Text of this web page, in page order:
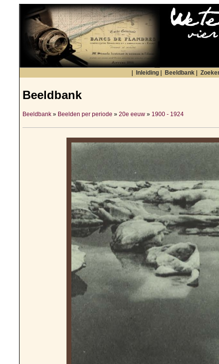
Inleiding Beeldbank
Beeldbank
Beeldbank » Beelden per periode » 20e eeuw » 1900 - 1924